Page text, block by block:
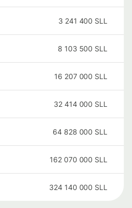
3 241 400 SLL
8 103 500 SLL
16 207 000 SLL
32 414 000 SLL
64 828 000 SLL
162 070 000 SLL
324 140 000 SLL